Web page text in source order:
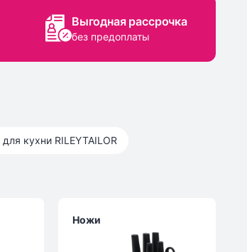
Выгодная рассрочка
без предоплаты
кухни RILEYTAILOR
Ножи